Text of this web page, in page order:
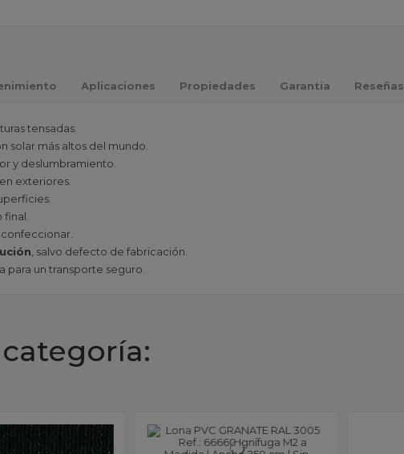
Aplicaciones Propiedades Garantia Reseñas
tensadas.
solar más altos del mundo.
y deslumbramiento.
exteriores.
, salvo defecto de fabricación.
para un transporte seguro.